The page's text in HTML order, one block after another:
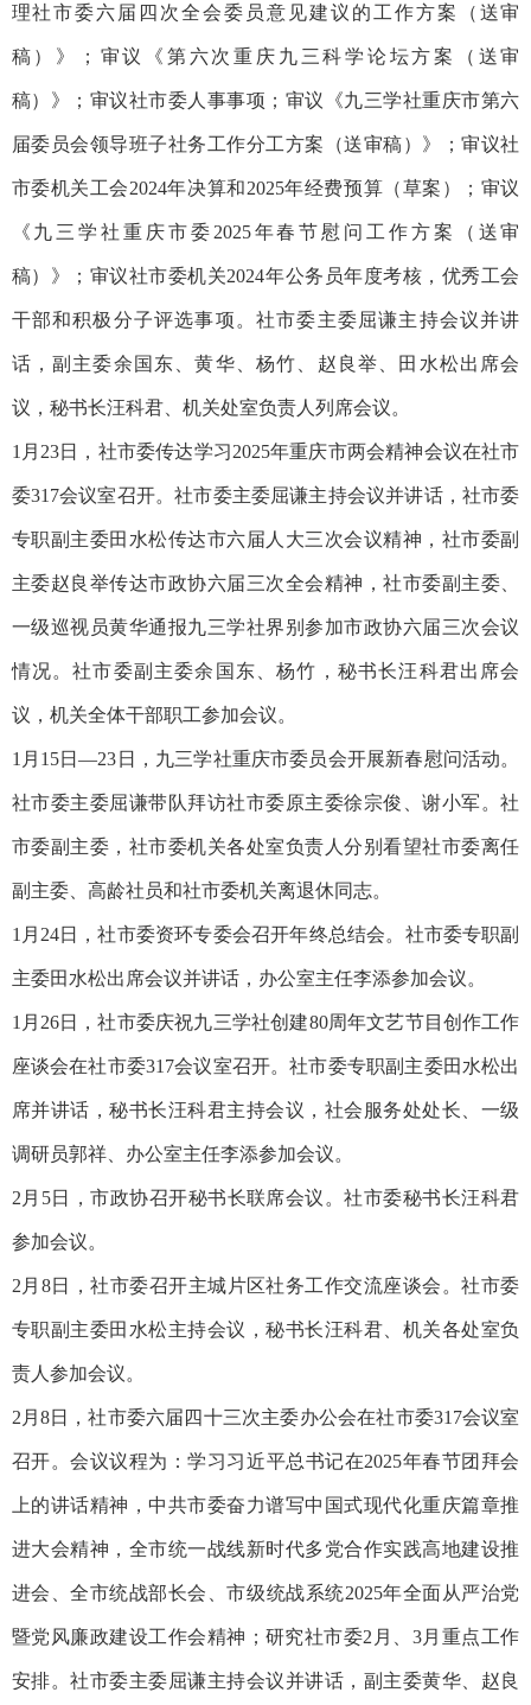
理社市委六届四次全会委员意见建议的工作方案（送审
稿）》；审议《第六次重庆九三科学论坛方案（送审
稿）》；审议社市委人事事项；审议《九三学社重庆市第六
届委员会领导班子社务工作分工方案（送审稿）》；审议社
市委机关工会2024年决算和2025年经费预算（草案）；审议
《九三学社重庆市委2025年春节慰问工作方案（送审
稿）》；审议社市委机关2024年公务员年度考核，优秀工会
干部和积极分子评选事项。社市委主委屈谦主持会议并讲
话，副主委余国东、黄华、杨竹、赵良举、田水松出席会
议，秘书长汪科君、机关处室负责人列席会议。
1月23日，社市委传达学习2025年重庆市两会精神会议在社市
委317会议室召开。社市委主委屈谦主持会议并讲话，社市委
专职副主委田水松传达市六届人大三次会议精神，社市委副
主委赵良举传达市政协六届三次全会精神，社市委副主委、
一级巡视员黄华通报九三学社界别参加市政协六届三次会议
情况。社市委副主委余国东、杨竹，秘书长汪科君出席会
议，机关全体干部职工参加会议。
1月15日—23日，九三学社重庆市委员会开展新春慰问活动。
社市委主委屈谦带队拜访社市委原主委徐宗俊、谢小军。社
市委副主委，社市委机关各处室负责人分别看望社市委离任
副主委、高龄社员和社市委机关离退休同志。
1月24日，社市委资环专委会召开年终总结会。社市委专职副
主委田水松出席会议并讲话，办公室主任李添参加会议。
1月26日，社市委庆祝九三学社创建80周年文艺节目创作工作
座谈会在社市委317会议室召开。社市委专职副主委田水松出
席并讲话，秘书长汪科君主持会议，社会服务处处长、一级
调研员郭祥、办公室主任李添参加会议。
2月5日，市政协召开秘书长联席会议。社市委秘书长汪科君
参加会议。
2月8日，社市委召开主城片区社务工作交流座谈会。社市委
专职副主委田水松主持会议，秘书长汪科君、机关各处室负
责人参加会议。
2月8日，社市委六届四十三次主委办公会在社市委317会议室
召开。会议议程为：学习习近平总书记在2025年春节团拜会
上的讲话精神，中共市委奋力谱写中国式现代化重庆篇章推
进大会精神，全市统一战线新时代多党合作实践高地建设推
进会、全市统战部长会、市级统战系统2025年全面从严治党
暨党风廉政建设工作会精神；研究社市委2月、3月重点工作
安排。社市委主委屈谦主持会议并讲话，副主委黄华、赵良